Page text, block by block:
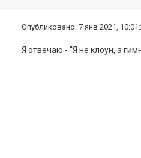
Опубликовано:7 янв 2021,
Я отвечаю - "Я не клоун, а